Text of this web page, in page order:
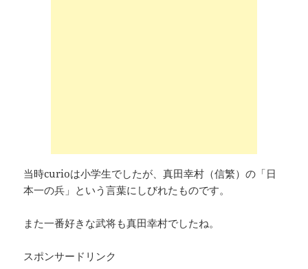
当時curioは小学生でしたが、真田幸村（信繁）の「日
本一の兵」という言葉にしびれたものです。
また一番好きな武将も真田幸村でしたね。
スポンサードリンク